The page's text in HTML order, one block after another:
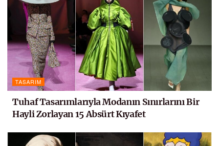
TASARIM
Tuhaf Tasarımlarıyla Modanın Sınırlarını Bir
Hayli Zorlayan 15 Absürt Kıyafet